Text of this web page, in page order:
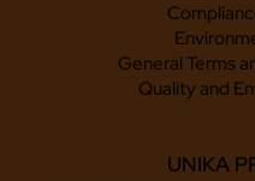
General Terms
Quality and
UNIKA